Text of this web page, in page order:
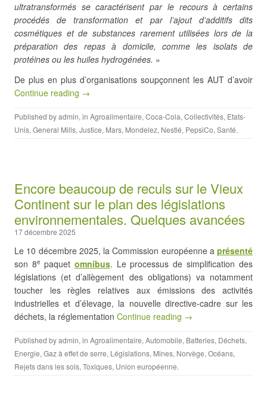
ultratransformés se caractérisent par le recours à certains
procédés de transformation et par l’ajout d’additifs dits
cosmétiques et de substances rarement utilisées lors de la
préparation des repas à domicile, comme les isolats de
protéines ou les huiles hydrogénées. »
De plus en plus d’organisations soupçonnent les AUT d’avoir
Continue reading →
Published byadmin, in Agroalimentaire, Coca-Cola, Collectivités, Etats-
Unis, General Mills, Justice, Mars, Mondelez, Nestlé, PepsiCo, Santé.
Encore beaucoup de reculs sur le Vieux
Continent sur le plan des législations
environnementales. Quelques avancées
17 décembre 2025
Le 10 décembre 2025, la Commission européenne a présenté
son 8epaquet omnibus. Le processus de simplification des
législations (et d’allègement des obligations) va notamment
toucher les règles relatives aux émissions des activités
industrielles et d’élevage, la nouvelle directive-cadre sur les
déchets, la réglementation Continue reading →
Published byadmin, in Agroalimentaire, Automobile, Batteries, Déchets,
Energie, Gaz à effet de serre, Législations, Mines, Norvège, Océans,
Rejets dans les sols, Toxiques, Union européenne.